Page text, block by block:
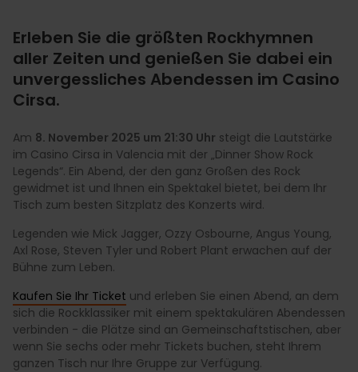
Erleben Sie die größten Rockhymnen
aller Zeiten und genießen Sie dabei ein
unvergessliches Abendessen im Casino
Cirsa.
Am 8. November 2025 um 21:30 Uhr steigt die Lautstärke
im Casino Cirsa in Valencia mit der „Dinner Show Rock
Legends“. Ein Abend, der den ganz Großen des Rock
gewidmet ist und Ihnen ein Spektakel bietet, bei dem Ihr
Tisch zum besten Sitzplatz des Konzerts wird.
Legenden wie Mick Jagger, Ozzy Osbourne, Angus Young,
Axl Rose, Steven Tyler und Robert Plant erwachen auf der
Bühne zum Leben.
Kaufen Sie Ihr Ticket und erleben Sie einen Abend, an dem
sich die Rockklassiker mit einem spektakulären Abendessen
verbinden - die Plätze sind an Gemeinschaftstischen, aber
wenn Sie sechs oder mehr Tickets buchen, steht Ihrem
ganzen Tisch nur Ihre Gruppe zur Verfügung.